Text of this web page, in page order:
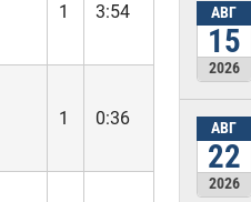
1
3:54
1
0:36
АВГ
15
2026
АВГ
22
2026